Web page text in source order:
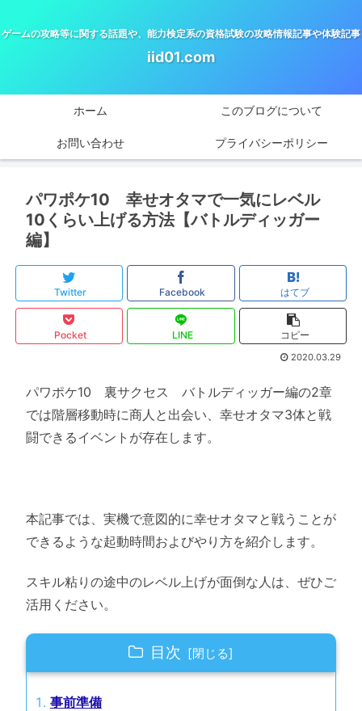
ゲームの攻略等に関する話題や、能力検定系の資格試験の攻略情報記事や体験記事
iid01.com
ホーム このブログについて
お問い合わせ プライバシーポリシー
パワポケ10 幸せオタマで一気にレベル
10くらい上げる方法【バトルディッガー
編】
Twitter Facebook はてブ
Pocket LINE コピー
2020.03.29
パワポケ10 裏サクセス バトルディッガー編の2章
では階層移動時に商人と出会い、幸せオタマ3体と戦
闘できるイベントが存在します。
本記事では、実機で意図的に幸せオタマと戦うことが
できるような起動時間およびやり方を紹介します。
スキル粘りの途中のレベル上げが面倒な人は、ぜひご
活用ください。
目次
事前準備